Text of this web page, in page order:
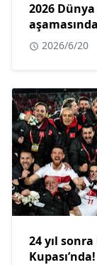
2026
2026/6/20
24 yıl
Kupası’nda!